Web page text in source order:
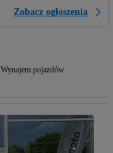
Zobacz ogłoszenia
Wynajem pojazdów